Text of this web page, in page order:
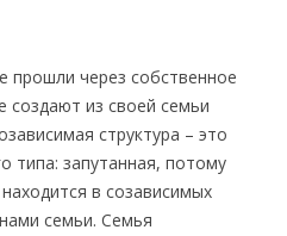
прошли через собственное
создают из своей семьи
структура – это
типа: запутанная, потому
в созависимых
семьи. Семья